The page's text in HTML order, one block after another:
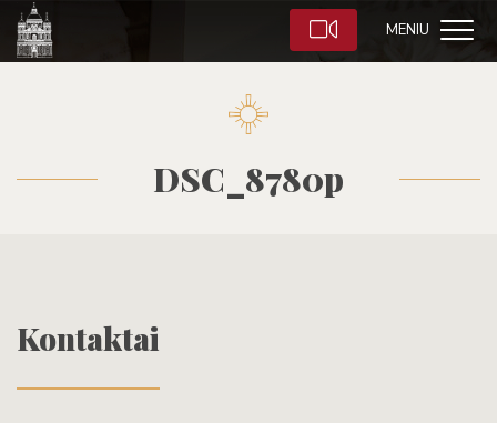
MENIU
DSC_8780p
Kontaktai